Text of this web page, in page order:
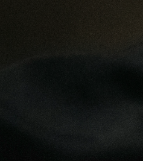
BATON ROMPU
PARIS – 665mm x
Mix Credit